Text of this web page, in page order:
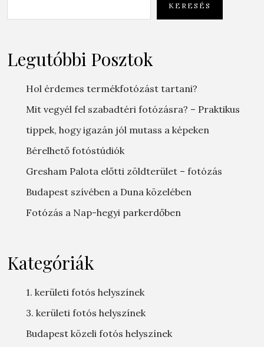
KERESÉS
Legutóbbi Posztok
Hol érdemes termékfotózást tartani?
Mit vegyél fel szabadtéri fotózásra? – Praktikus
tippek, hogy igazán jól mutass a képeken
Bérelhető fotóstúdiók
Gresham Palota előtti zöldterület – fotózás
Budapest szívében a Duna közelében
Fotózás a Nap-hegyi parkerdőben
Kategóriák
1. kerületi fotós helyszínek
3. kerületi fotós helyszínek
Budapest közeli fotós helyszínek